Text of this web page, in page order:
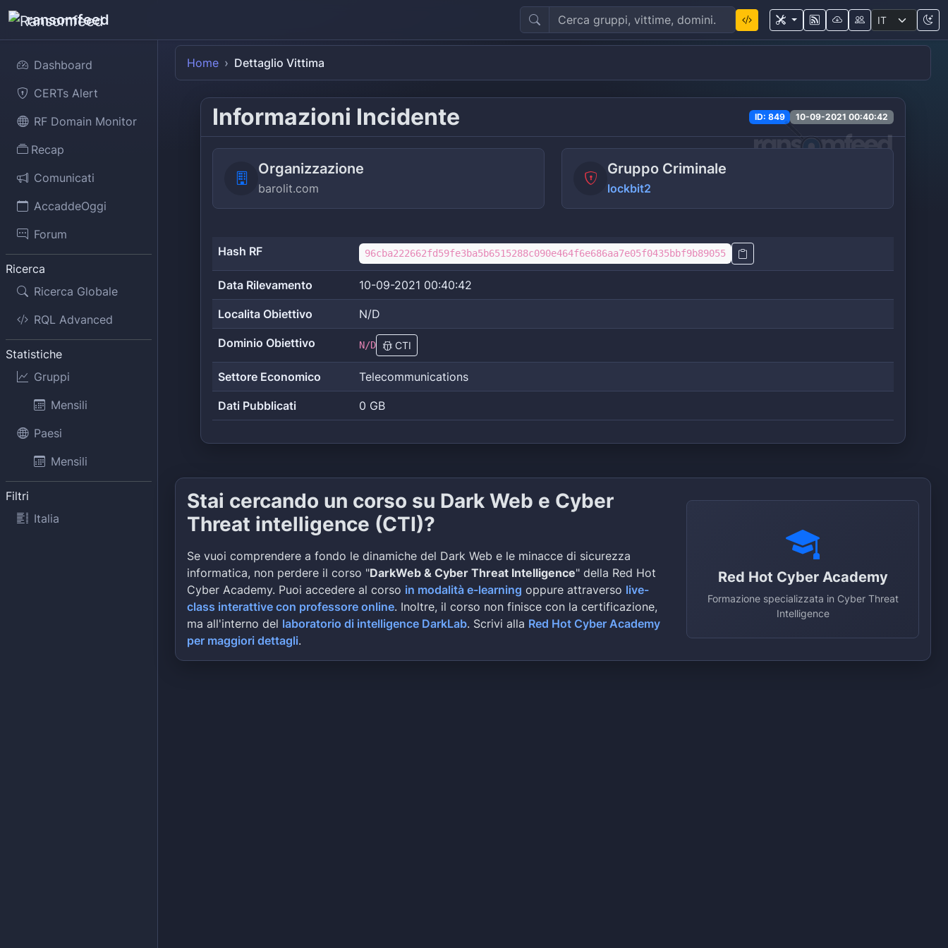
ransomfeed
Dashboard
CERTs Alert
RF Domain Monitor
Recap
Comunicati
AccaddeOggi
Forum
Ricerca
Ricerca Globale
RQL Advanced
Statistiche
Gruppi
Mensili
Paesi
Mensili
Filtri
Italia
Home Dettaglio Vittima
Informazioni Incidente ID: 849 10-09-2021 00:40:42
Organizzazione
barolit.com
Gruppo Criminale
lockbit2
Hash RF 96cba222662fd59fe3ba5b6515288c090e464f6e686aa7e05f0435bbf9b89055
Data Rilevamento 10-09-2021 00:40:42
Localita Obiettivo N/D
Dominio Obiettivo N/D CTI
Settore Economico Telecommunications
Dati Pubblicati 0 GB
Stai cercando un corso su Dark Web e Cyber
Threat intelligence (CTI)?
Se vuoi comprendere a fondo le dinamiche del Dark Web e le minacce di sicurezza
informatica, non perdere il corso "DarkWeb & Cyber Threat Intelligence" della Red Hot
Cyber Academy. Puoi accedere al corso in modalità e-learning oppure attraverso live-
class interattive con professore online. Inoltre, il corso non finisce con la certificazione,
ma all'interno del laboratorio di intelligence DarkLab. Scrivi alla Red Hot Cyber Academy
per maggiori dettagli.
Red Hot Cyber Academy
Formazione specializzata in Cyber Threat
Intelligence